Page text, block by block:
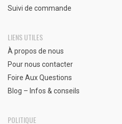
Suivi de commande
LIENS UTILES
À propos de nous
Pour nous contacter
Foire Aux Questions
Blog – Infos & conseils
POLITIQUE